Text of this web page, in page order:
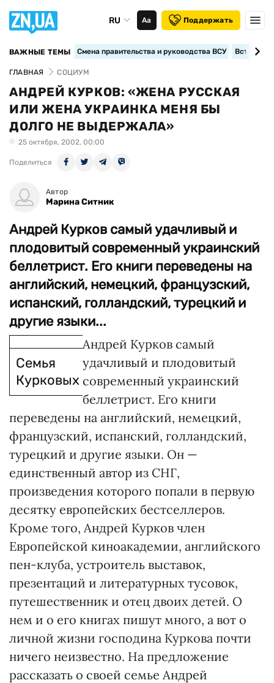
RU Аа Поддержать
ВАЖНЫЕ ТЕМЫ Смена правительства и руководства ВСУ
ГЛАВНАЯ СОЦИУМ
АНДРЕЙ КУРКОВ: «ЖЕНА РУССКАЯ
ИЛИ ЖЕНА УКРАИНКА МЕНЯ БЫ
ДОЛГО НЕ ВЫДЕРЖАЛА»
25 октября, 2002, 00:00
Поделиться
Автор
Марина Ситник
Андрей Курков самый удачливый и
плодовитый современный украинский
беллетрист. Его книги переведены на
английский, немецкий, французский,
испанский, голландский, турецкий и
другие языки...
Семья
Курковых
Андрей Курков самый
удачливый и плодовитый
современный украинский
беллетрист. Его книги
переведены на английский, немецкий,
французский, испанский, голландский,
турецкий и другие языки. Он —
единственный автор из СНГ,
произведения которого попали в первую
десятку европейских бестселлеров.
Кроме того, Андрей Курков член
Европейской киноакадемии, английского
пен-клуба, устроитель выставок,
презентаций и литературных тусовок,
путешественник и отец двоих детей. О
нем и о его книгах пишут много, а вот о
личной жизни господина Куркова почти
ничего неизвестно. На предложение
рассказать о своей семье Андрей